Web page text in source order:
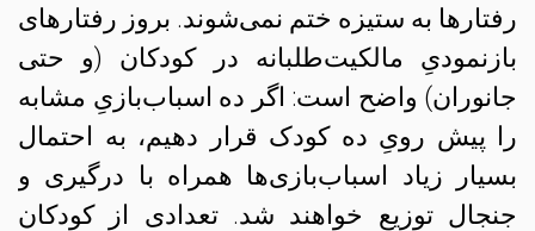
رفتارها به ستیزه ختم نمی‌شوند. بروز رفتارهای
بازنمودیِ مالکیت‌طلبانه در کودکان (و حتی
جانوران) واضح است: اگر ده اسباب‌بازیِ مشابه
را پیش رویِ ده کودک قرار دهیم، به احتمال
بسیار زیاد اسباب‌بازی‌ها همراه با درگیری و
جنجال توزیع خواهند شد. تعدادی از کودکان